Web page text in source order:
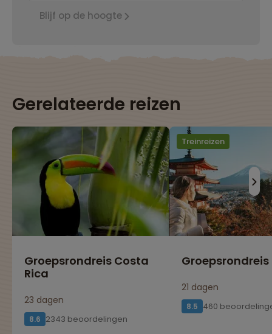
Blijf op de hoogte
Gerelateerde reizen
Groepsrondreis Costa
Rica
23 dagen
8.6 2343 beoordelingen
Treinreizen
21 dagen
8.5 460